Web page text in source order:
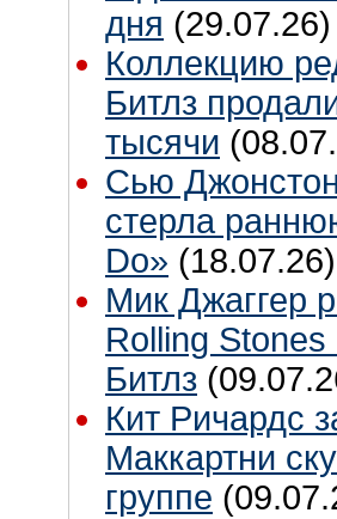
дня (29.07.26)
Коллекцию
Битлз
тысячи
Сью
стерла
Do» (18.07.26)
Мик Джаггер
Rolling Stones
Битлз
Кит Ричардс
Маккартни
группе